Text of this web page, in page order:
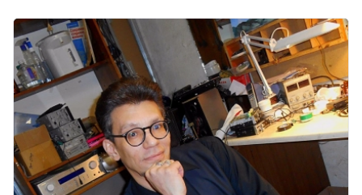
ю
Юмедиа на Дыбенко
ул. Антонова-Овсеенко, 25к1
ю
Юмедиа в ТК Юго-Запад
пр. Маршала Жукова, 35-1
ю
Юмедиа на Космонавтов
пр. Космонавтов, 38к4
ю
Юмедиа на Международной
ул. Белы Куна, 24к1